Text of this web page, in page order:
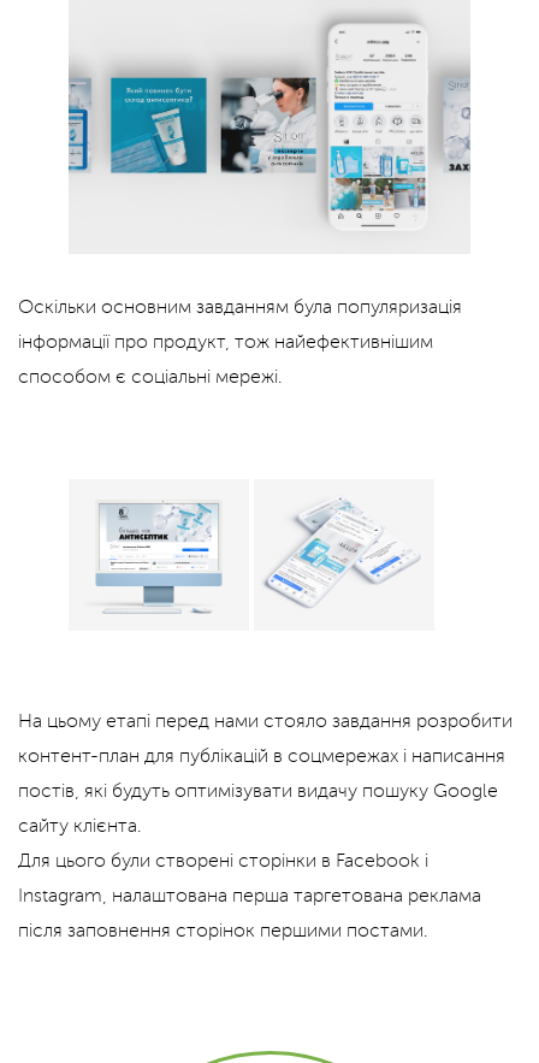
Оскільки основним завданням була популяризація
інформації про продукт, тож найефективнішим
способом є соціальні мережі.
На цьому етапі перед нами стояло завдання розробити
контент-план для публікацій в соцмережах і написання
постів, які будуть оптимізувати видачу пошуку Google
сайту клієнта.
Для цього були створені сторінки в Facebook і
Instagram, налаштована перша таргетована реклама
після заповнення сторінок першими постами.